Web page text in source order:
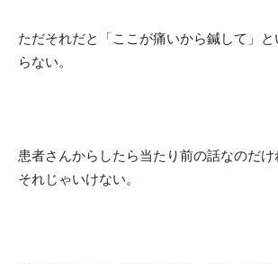
ただそれだと「ここが痛いから鍼して」
らない。
患者さんからしたら当たり前の話なのだ
それじゃいけない。